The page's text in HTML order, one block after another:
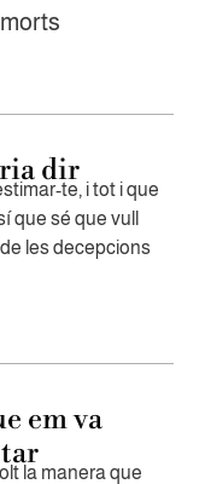
dir
te, i tot i que
que sé que vull
les decepcions
em va
la manera que